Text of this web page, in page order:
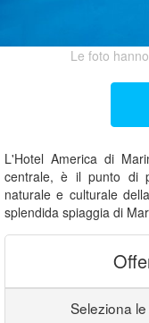
Le foto
L'Hotel America di
centrale, è il punto di
naturale e culturale
splendida spiaggia di
Seleziona